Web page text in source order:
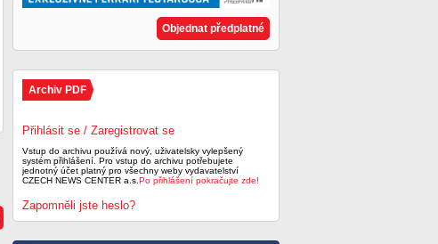
Objednat předplatné
Archiv PDF
Přihlásit se / Zaregistrovat se
Vstup do archivu používá nový, uživatelsky vylepšený
systém přihlášení. Pro vstup do archivu potřebujete
jednotný účet platný pro všechny weby vydavatelství
CZECH NEWS CENTER a.s. Po přihlášení pokračujte zde!
Zapomněli jste heslo?